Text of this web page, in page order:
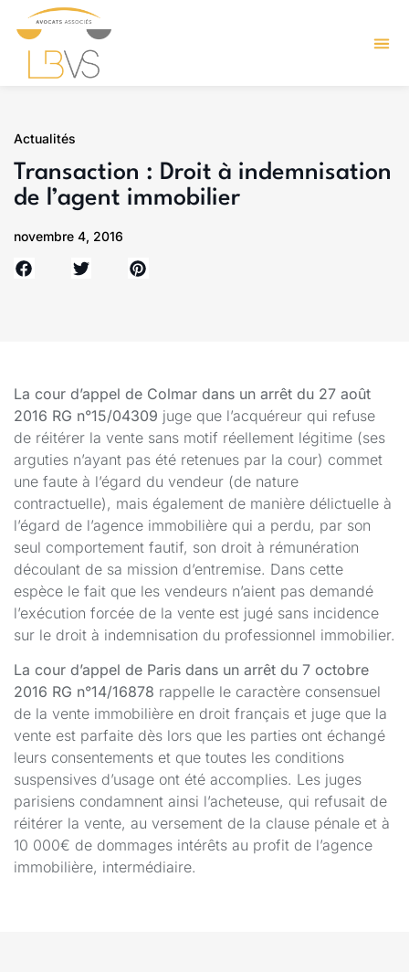
Actualités
Transaction : Droit à indemnisation
de l’agent immobilier
novembre 4, 2016
La cour d’appel de Colmar dans un arrêt du 27 août
2016 RG n°15/04309 juge que l’acquéreur qui refuse
de réitérer la vente sans motif réellement légitime (ses
arguties n’ayant pas été retenues par la cour) commet
une faute à l’égard du vendeur (de nature
contractuelle), mais également de manière délictuelle à
l’égard de l’agence immobilière qui a perdu, par son
seul comportement fautif, son droit à rémunération
découlant de sa mission d’entremise. Dans cette
espèce le fait que les vendeurs n’aient pas demandé
l’exécution forcée de la vente est jugé sans incidence
sur le droit à indemnisation du professionnel immobilier.
La cour d’appel de Paris dans un arrêt du 7 octobre
2016 RG n°14/16878 rappelle le caractère consensuel
de la vente immobilière en droit français et juge que la
vente est parfaite dès lors que les parties ont échangé
leurs consentements et que toutes les conditions
suspensives d’usage ont été accomplies. Les juges
parisiens condamnent ainsi l’acheteuse, qui refusait de
réitérer la vente, au versement de la clause pénale et à
10 000€ de dommages intérêts au profit de l’agence
immobilière, intermédiaire.